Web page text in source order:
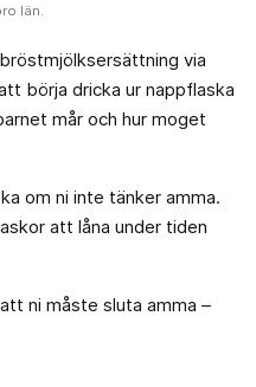
län.
via
börja dricka ur nappflaska
mår och hur moget
om ni inte tänker amma.
att låna under tiden
ni måste sluta amma –